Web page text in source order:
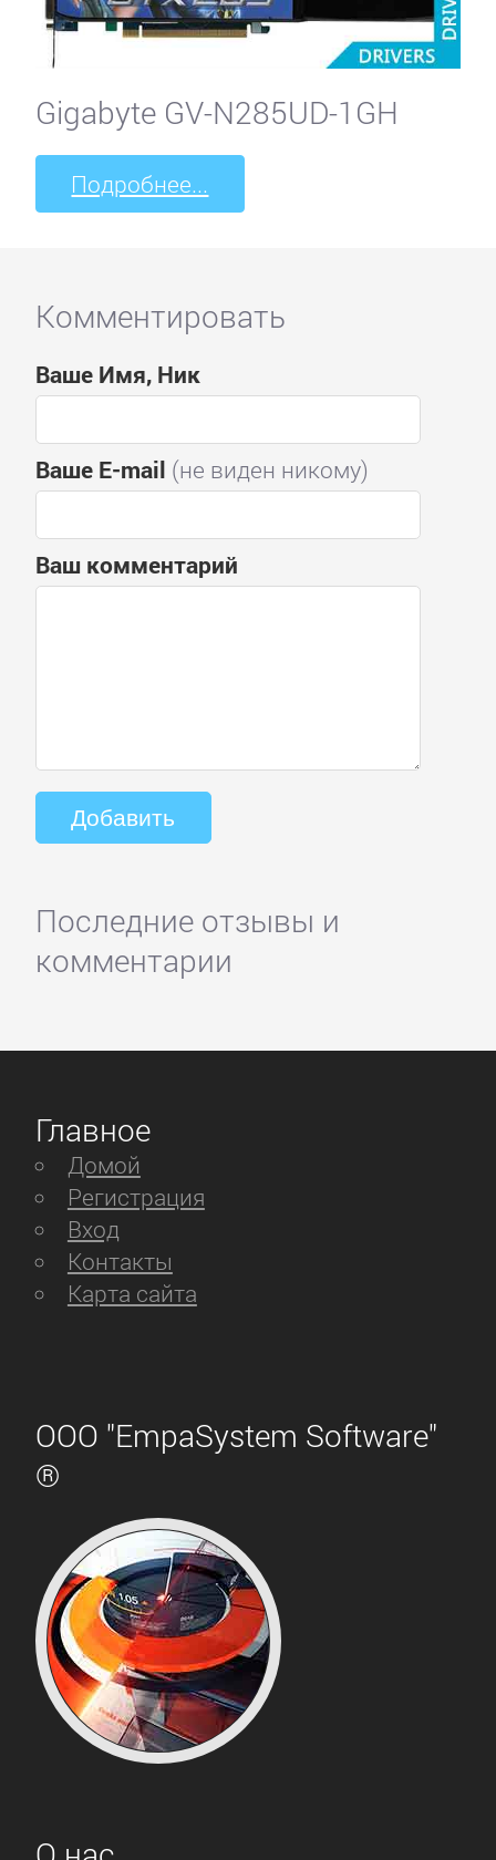
Gigabyte GV-N285UD-1GH
Подробнее...
Комментировать
Ваше Имя, Ник
Ваше E-mail (не виден никому)
Ваш комментарий
Последние отзывы и
комментарии
Главное
Домой
Регистрация
Вход
Контакты
Карта сайта
ООО "EmpaSystem Software"
®